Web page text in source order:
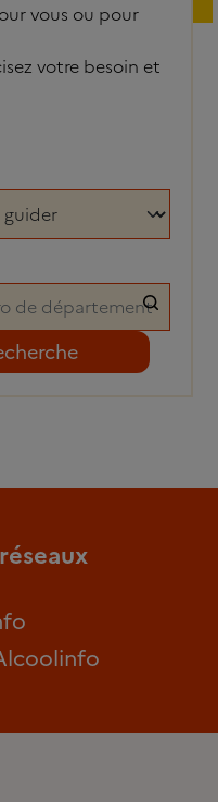
vous ou pour
votre besoin et